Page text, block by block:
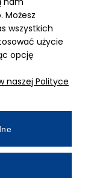
wszystkich
użycie
opcję
naszej Polityce